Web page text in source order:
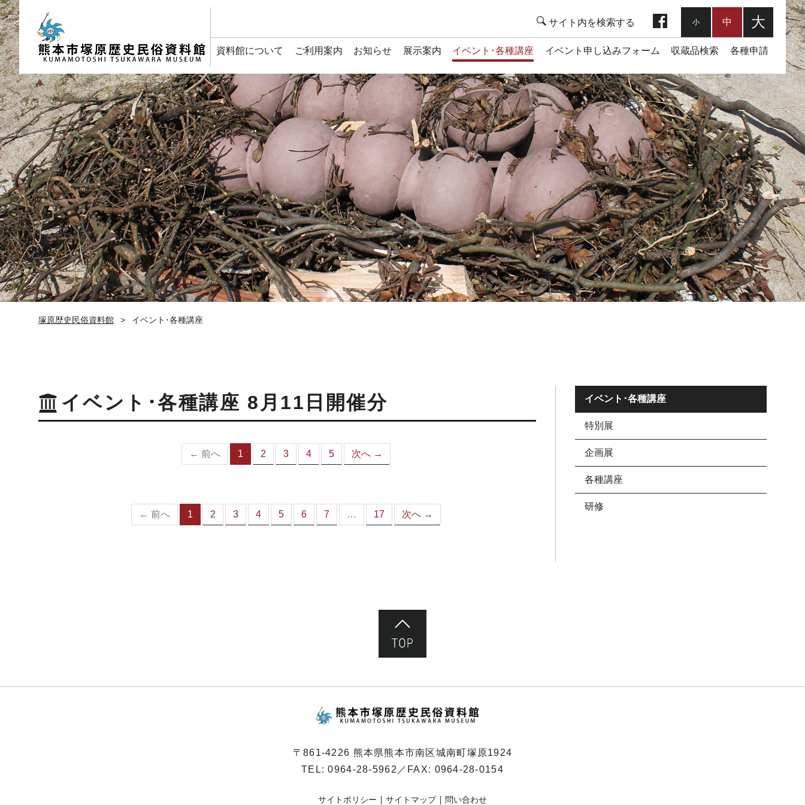
資料館について ご利用案内 お知らせ 展示案内 イベント･各種講座 イベント申し込みフォーム 収蔵品検索 各種申請
小 中 大
塚原歴史民俗資料館 イベント･各種講座
イベント･各種講座 8月11日開催分
← 前へ 1
（こ
ジ）
2 3 4 5 次へ →
← 前へ 1
（こ
2 3 4 5 6 7 … 17 次へ →
イベント･各種講座
特別展
企画展
各種講座
研修
〒861-4226 熊本県熊本市南区城南町塚原1924
TEL:0964-28-5962 ／FAX: 0964-28-0154
サイトポリシー サイトマップ 問い合わせ